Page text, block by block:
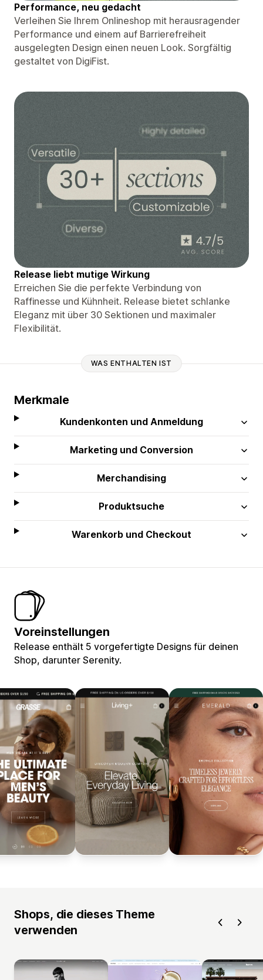
Performance, neu gedacht
Verleihen Sie Ihrem Onlineshop mit herausragender
Performance und einem auf Barrierefreiheit
ausgelegten Design einen neuen Look. Sorgfältig
gestaltet von DigiFist.
Release liebt mutige Wirkung
Erreichen Sie die perfekte Verbindung von
Raffinesse und Kühnheit. Release bietet schlanke
Eleganz mit über 30 Sektionen und maximaler
Flexibilität.
WAS ENTHALTEN IST
Merkmale
Kundenkonten und Anmeldung
Marketing und Conversion
Merchandising
Produktsuche
Warenkorb und Checkout
Voreinstellungen
Release enthält 5 vorgefertigte Designs für deinen
Shop, darunter Serenity.
Shops, die dieses Theme
verwenden